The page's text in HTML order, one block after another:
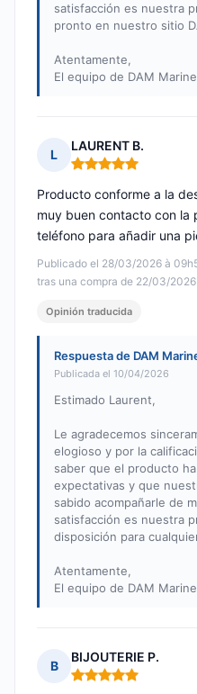
satisfacción es nuestra
pronto en nuestro sitio
Atentamente,
El equipo de DAM Marine
L
LAURENT B.
Nota: 5 de 5
Publicado el 28/03/2026 à
tras una compra de 22/03/2026
Producto conforme a la
muy buen contacto con la
teléfono para añadir una
Opinión traducida
Respuesta de DAM
Publicada el 10/04/2026
Estimado Laurent,
Le agradecemos
elogioso y por la
saber que el producto
expectativas y que
sabido acompañarle de
satisfacción es nuestra
disposición para
Atentamente,
El equipo de DAM Marine
B
BIJOUTERIE P.
Nota: 5 de 5